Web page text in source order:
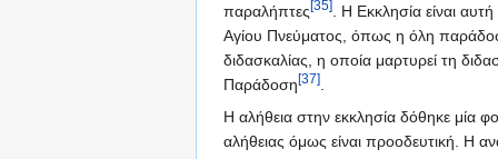
παραλήπτες[35]. Η Εκκλησία είναι
Αγίου Πνεύματος, όπως η όλη
διδασκαλίας, η οποία μαρτυρεί τη
Παράδοση[37].
Η αλήθεια στην εκκλησία δόθηκε μία
αλήθειας όμως είναι προοδευτική. Η